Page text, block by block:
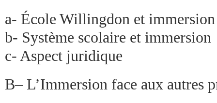
a- École Willingdon et immersion
b- Système scolaire et immersion
c- Aspect juridique
B– L’Immersion face aux autres